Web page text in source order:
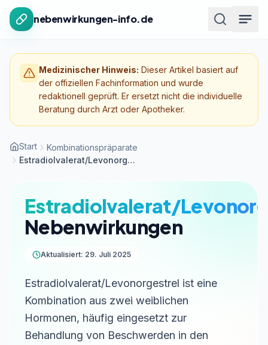
Zum Inhalt springen
nebenwirkungen-info.de
Medizinischer Hinweis: Dieser Artikel basiert auf
der offiziellen Fachinformation und wurde
redaktionell geprüft. Er ersetzt nicht die individuelle
Beratung durch Arzt oder Apotheker.
Start
Kombinationspräparate
Estradiolvalerat/Levonorgestrel
Estradiolvalerat/
Nebenwirkungen
Aktualisiert: 29. Juli 2025
Estradiolvalerat/Levonorgestrel ist eine
Kombination aus zwei weiblichen
Hormonen, häufig eingesetzt zur
Behandlung von Beschwerden in den